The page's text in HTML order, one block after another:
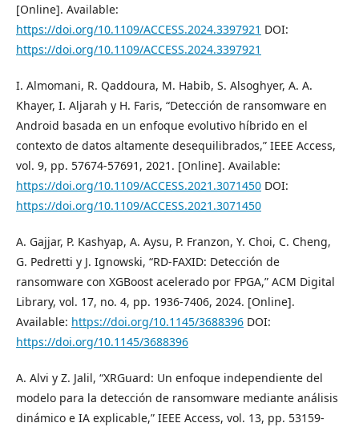
[Online]. Available:
https://doi.org/10.1109/ACCESS.2024.3397921 DOI:
https://doi.org/10.1109/ACCESS.2024.3397921
I. Almomani, R. Qaddoura, M. Habib, S. Alsoghyer, A. A.
Khayer, I. Aljarah y H. Faris, “Detección de ransomware en
Android basada en un enfoque evolutivo híbrido en el
contexto de datos altamente desequilibrados,” IEEE Access,
vol. 9, pp. 57674-57691, 2021. [Online]. Available:
https://doi.org/10.1109/ACCESS.2021.3071450 DOI:
https://doi.org/10.1109/ACCESS.2021.3071450
A. Gajjar, P. Kashyap, A. Aysu, P. Franzon, Y. Choi, C. Cheng,
G. Pedretti y J. Ignowski, “RD-FAXID: Detección de
ransomware con XGBoost acelerado por FPGA,” ACM Digital
Library, vol. 17, no. 4, pp. 1936-7406, 2024. [Online].
Available: https://doi.org/10.1145/3688396 DOI:
https://doi.org/10.1145/3688396
A. Alvi y Z. Jalil, “XRGuard: Un enfoque independiente del
modelo para la detección de ransomware mediante análisis
dinámico e IA explicable,” IEEE Access, vol. 13, pp. 53159-